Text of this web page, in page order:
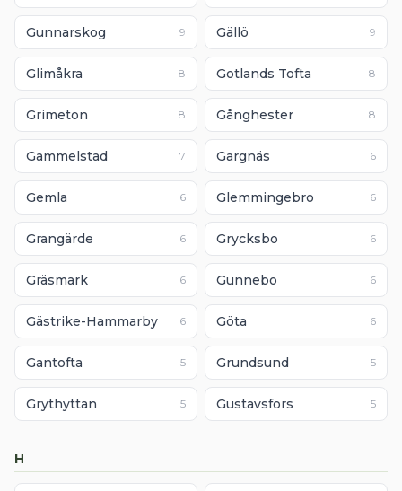
Gunnarskog 9 Gällö 9
Glimåkra 8 Gotlands Tofta 8
Grimeton 8 Gånghester 8
Gammelstad 7 Gargnäs 6
Gemla 6 Glemmingebro 6
Grangärde 6 Grycksbo 6
Gräsmark 6 Gunnebo 6
Gästrike-Hammarby 6 Göta 6
Gantofta 5 Grundsund 5
Grythyttan 5 Gustavsfors 5
H